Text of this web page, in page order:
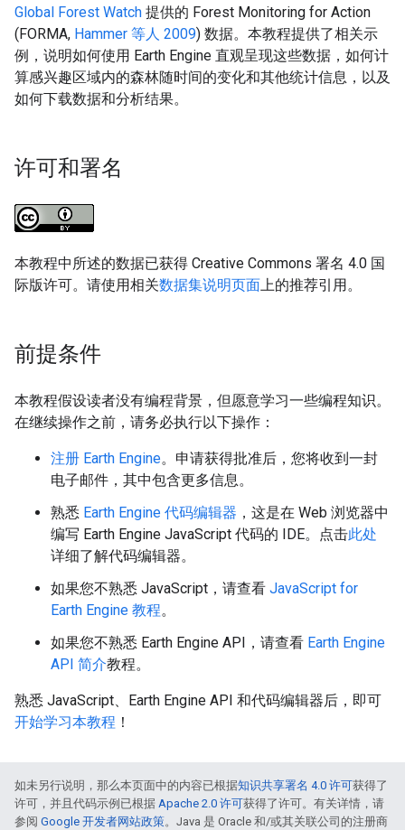
Global Forest Watch 提供的 Forest Monitoring for Action
(FORMA, Hammer 等人 2009) 数据。本教程提供了相关示
例，说明如何使用 Earth Engine 直观呈现这些数据，如何计
算感兴趣区域内的森林随时间的变化和其他统计信息，以及
如何下载数据和分析结果。
许可和署名
本教程中所述的数据已获得 Creative Commons 署名 4.0 国
际版许可。请使用相关数据集说明页面上的推荐引用。
前提条件
本教程假设读者没有编程背景，但愿意学习一些编程知识。
在继续操作之前，请务必执行以下操作：
注册 Earth Engine。申请获得批准后，您将收到一封
电子邮件，其中包含更多信息。
熟悉 Earth Engine 代码编辑器 ，这是在 Web 浏览器中
编写 Earth Engine JavaScript 代码的 IDE。点击此处
详细了解代码编辑器。
如果您不熟悉 JavaScript，请查看 JavaScript for
Earth Engine 教程。
如果您不熟悉 Earth Engine API，请查看 Earth Engine
API 简介教程。
熟悉 JavaScript、Earth Engine API 和代码编辑器后，即可
开始学习本教程 ！
如未另行说明，那么本页面中的内容已根据知识共享署名 4.0 许可获得了
许可，并且代码示例已根据 Apache 2.0 许可获得了许可。有关详情，请
参阅 Google 开发者网站政策。Java 是 Oracle 和/或其关联公司的注册商